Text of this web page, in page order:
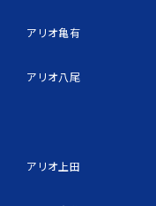
アリオ亀有
アリオ八尾
アリオ上田